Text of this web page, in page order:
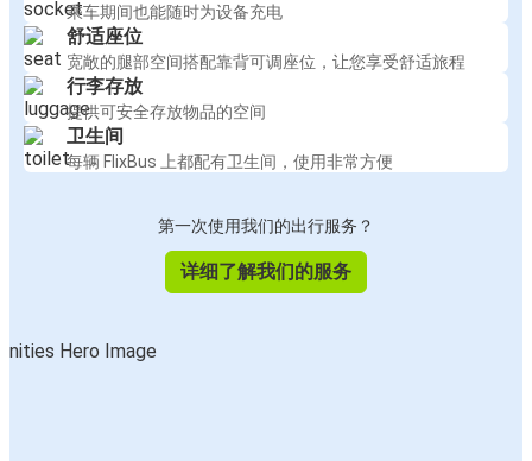
乘车期间也能随时为设备充电
舒适座位
宽敞的腿部空间搭配靠背可调座位，让您享受舒适旅程
行李存放
提供可安全存放物品的空间
卫生间
每辆 FlixBus 上都配有卫生间，使用非常方便
第一次使用我们的出行服务？
详细了解我们的服务